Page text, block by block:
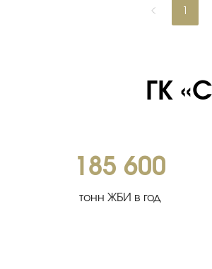
ГК
185 600
тонн ЖБИ в год